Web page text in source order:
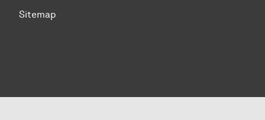
Sitemap